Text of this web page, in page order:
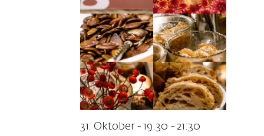
31. Oktober - 19:30 -21:30